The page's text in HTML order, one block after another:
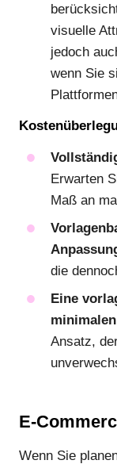
visuelle
jedoch
wenn Sie
Erwarten
Maß an
die
Eine
Ansatz,
E-
Wenn Sie